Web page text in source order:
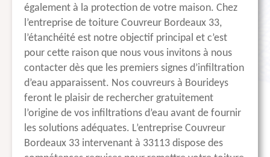
également à la protection de votre maison. Chez
l’entreprise de toiture Couvreur Bordeaux 33,
l’étanchéité est notre objectif principal et c’est
pour cette raison que nous vous invitons à nous
contacter dès que les premiers signes d’infiltration
d’eau apparaissent. Nos couvreurs à Bourideys
feront le plaisir de rechercher gratuitement
l’origine de vos infiltrations d’eau avant de fournir
les solutions adéquates. L’entreprise Couvreur
Bordeaux 33 intervenant à 33113 dispose des